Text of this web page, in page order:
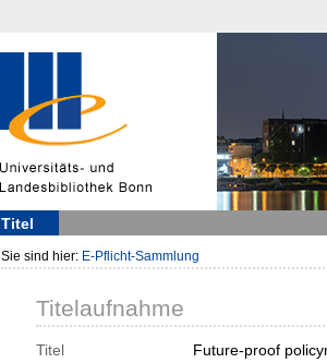
Titel
Sie sind hier: E-Pflicht-Sammlung
Titelaufnahme
Titel
Future-proof